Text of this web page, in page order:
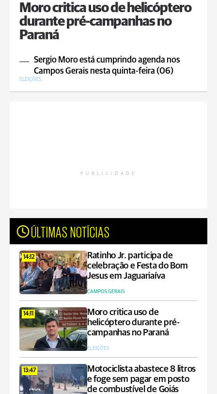
Moro critica uso de helicóptero
durante pré-campanhas no
Paraná
Sergio Moro está cumprindo agenda nos
Campos Gerais nesta quinta-feira (06)
ELEIÇÕES
PUBLICIDADE
ÚLTIMAS NOTÍCIAS
14:12
Ratinho Jr. participa de
celebração e Festa do Bom
Jesus em Jaguariaíva
CAMPOS GERAIS
14:11
Moro critica uso de
helicóptero durante pré-
campanhas no Paraná
ELEIÇÕES
13:47
Motociclista abastece 8 litros
e foge sem pagar em posto
de combustível de Goiás